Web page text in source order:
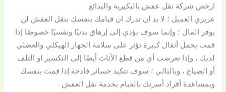
ارخص شركة نقل عفش بالبكيرية والبدائع
عزيزي العميل ؛ لا بد ان تدرك ان قيامك بنفسك بنقل العفش لن
يوفر المال ؛ وإنما سوف يؤدي إلى إرهاق بدنيًا ونفسيًا خصوصًا إذا
قمت بحمل أثقال كبيرة تؤثر على سلامة الجهاز الهيكلي والعضلي
لديك ، وإذا تعرضت أي من قطع الأثاث أيضًا إلى التكسير او التلف
أو الضياع ، وبالتالي ؛ سوف تتكبد خسائر فادحة إذا قمت بنفسك
وبمساعدة أفراد أسرتك بالقيام بخدمة نقل العفش .